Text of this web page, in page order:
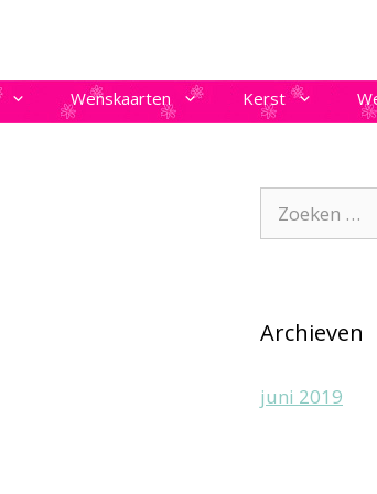
Wenskaarten Kerst
naar:
Archieven
juni 2019